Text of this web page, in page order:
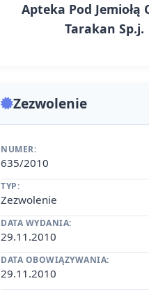
Apteka Pod Jemiołą
Tarakan Sp.j.
Zezwolenie
NUMER:
635/2010
TYP:
Zezwolenie
DATA WYDANIA:
29.11.2010
DATA OBOWIĄZYWANIA:
29.11.2010